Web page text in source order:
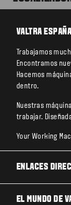
VALTRA ESPAÑA
Trabajamos
Encontramos
Hacemos
dentro.
Nuestras
trabajar.
Your Working
ENLACES
EL MUNDO DE